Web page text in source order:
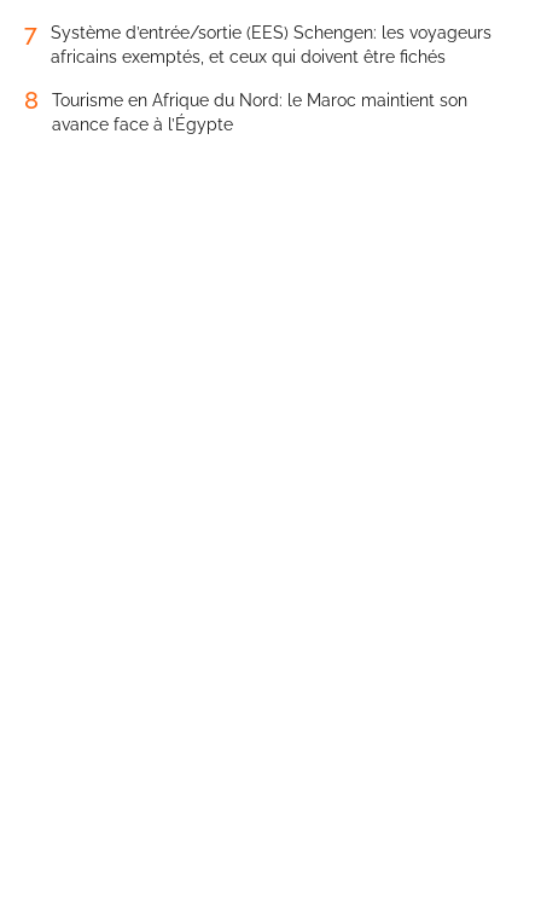
7
Système d’entrée/sortie (EES) Schengen: les voyageurs
africains exemptés, et ceux qui doivent être fichés
8
Tourisme en Afrique du Nord: le Maroc maintient son
avance face à l’Égypte